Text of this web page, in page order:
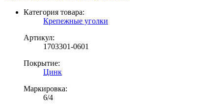
Категория товара:
Крепежные уголки
Артикул:
1703301-0601
Покрытие:
Цинк
Маркировка:
6/4